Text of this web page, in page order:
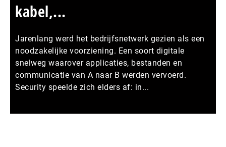
kabel,...
Jarenlang werd het bedrijfsnetwerk gezien als een
noodzakelijke voorziening. Een soort digitale
snelweg waarover applicaties, bestanden en
communicatie van A naar B werden vervoerd.
Security speelde zich elders af: in...